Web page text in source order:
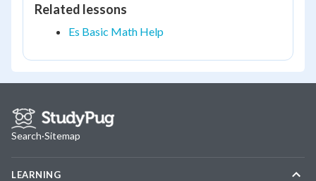
Related lessons
Es Basic Math Help
Search·Sitemap
LEARNING